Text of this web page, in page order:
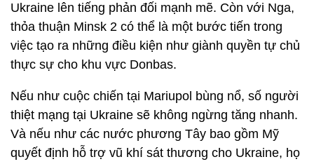
Ukraine lên tiếng phản đối mạnh mẽ. Còn với Nga,
thỏa thuận Minsk 2 có thể là một bước tiến trong
việc tạo ra những điều kiện như giành quyền tự chủ
thực sự cho khu vực Donbas.
Nếu như cuộc chiến tại Mariupol bùng nổ, số người
thiệt mạng tại Ukraine sẽ không ngừng tăng nhanh.
Và nếu như các nước phương Tây bao gồm Mỹ
quyết định hỗ trợ vũ khí sát thương cho Ukraine, họ